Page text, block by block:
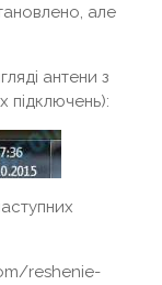
але
антени з
підключень):
reshenie-